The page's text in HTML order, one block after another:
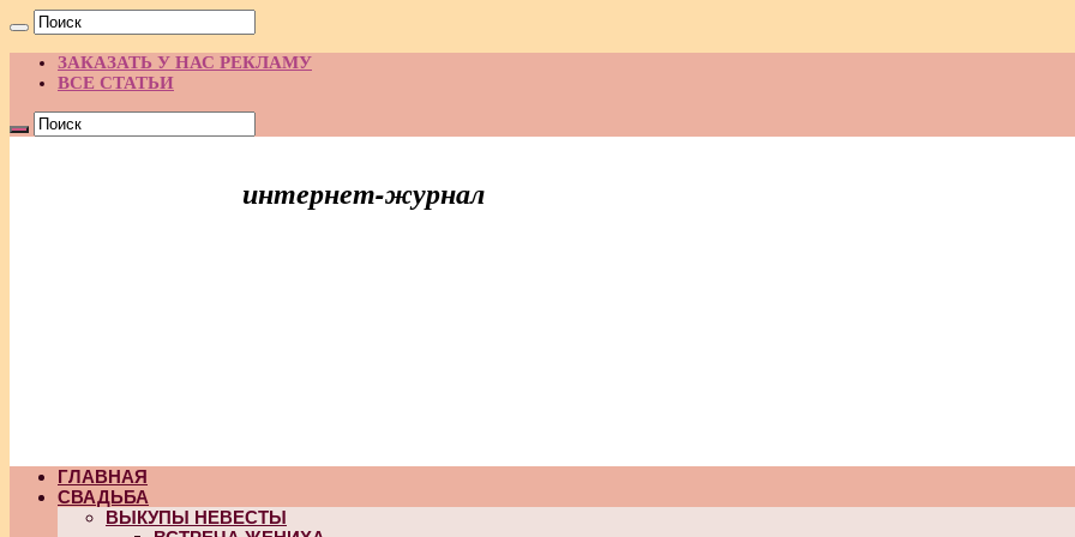
ЗАКАЗАТЬ У НАС РЕКЛАМУ
ВСЕ СТАТЬИ
интернет-журнал
ГЛАВНАЯ
СВАДЬБА
ВЫКУПЫ НЕВЕСТЫ